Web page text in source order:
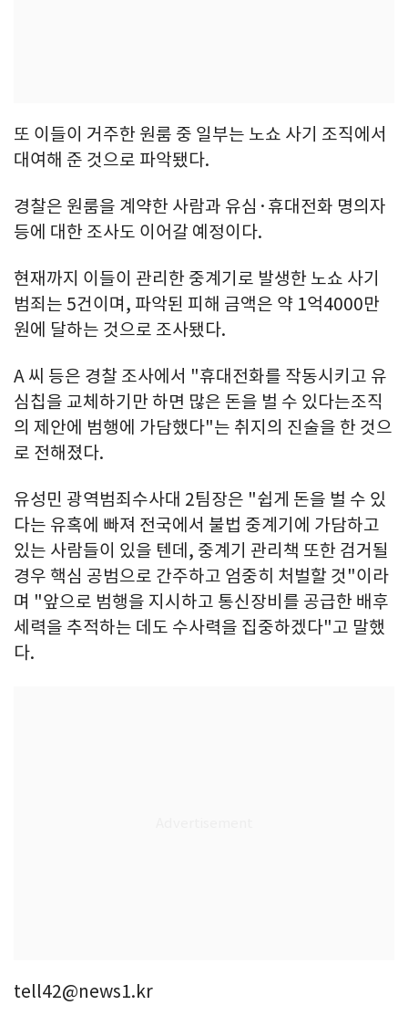
또 이들이 거주한 원룸 중 일부는 노쇼 사기 조직에서
대여해 준 것으로 파악됐다.
경찰은 원룸을 계약한 사람과 유심·휴대전화 명의자
등에 대한 조사도 이어갈 예정이다.
현재까지 이들이 관리한 중계기로 발생한 노쇼 사기
범죄는 5건이며, 파악된 피해 금액은 약 1억4000만
원에 달하는 것으로 조사됐다.
A 씨 등은 경찰 조사에서 "휴대전화를 작동시키고 유
심칩을 교체하기만 하면 많은 돈을 벌 수 있다는조직
의 제안에 범행에 가담했다"는 취지의 진술을 한 것으
로 전해졌다.
유성민 광역범죄수사대 2팀장은 "쉽게 돈을 벌 수 있
다는 유혹에 빠져 전국에서 불법 중계기에 가담하고
있는 사람들이 있을 텐데, 중계기 관리책 또한 검거될
경우 핵심 공범으로 간주하고 엄중히 처벌할 것"이라
며 "앞으로 범행을 지시하고 통신장비를 공급한 배후
세력을 추적하는 데도 수사력을 집중하겠다"고 말했
다.
tell42@news1.kr